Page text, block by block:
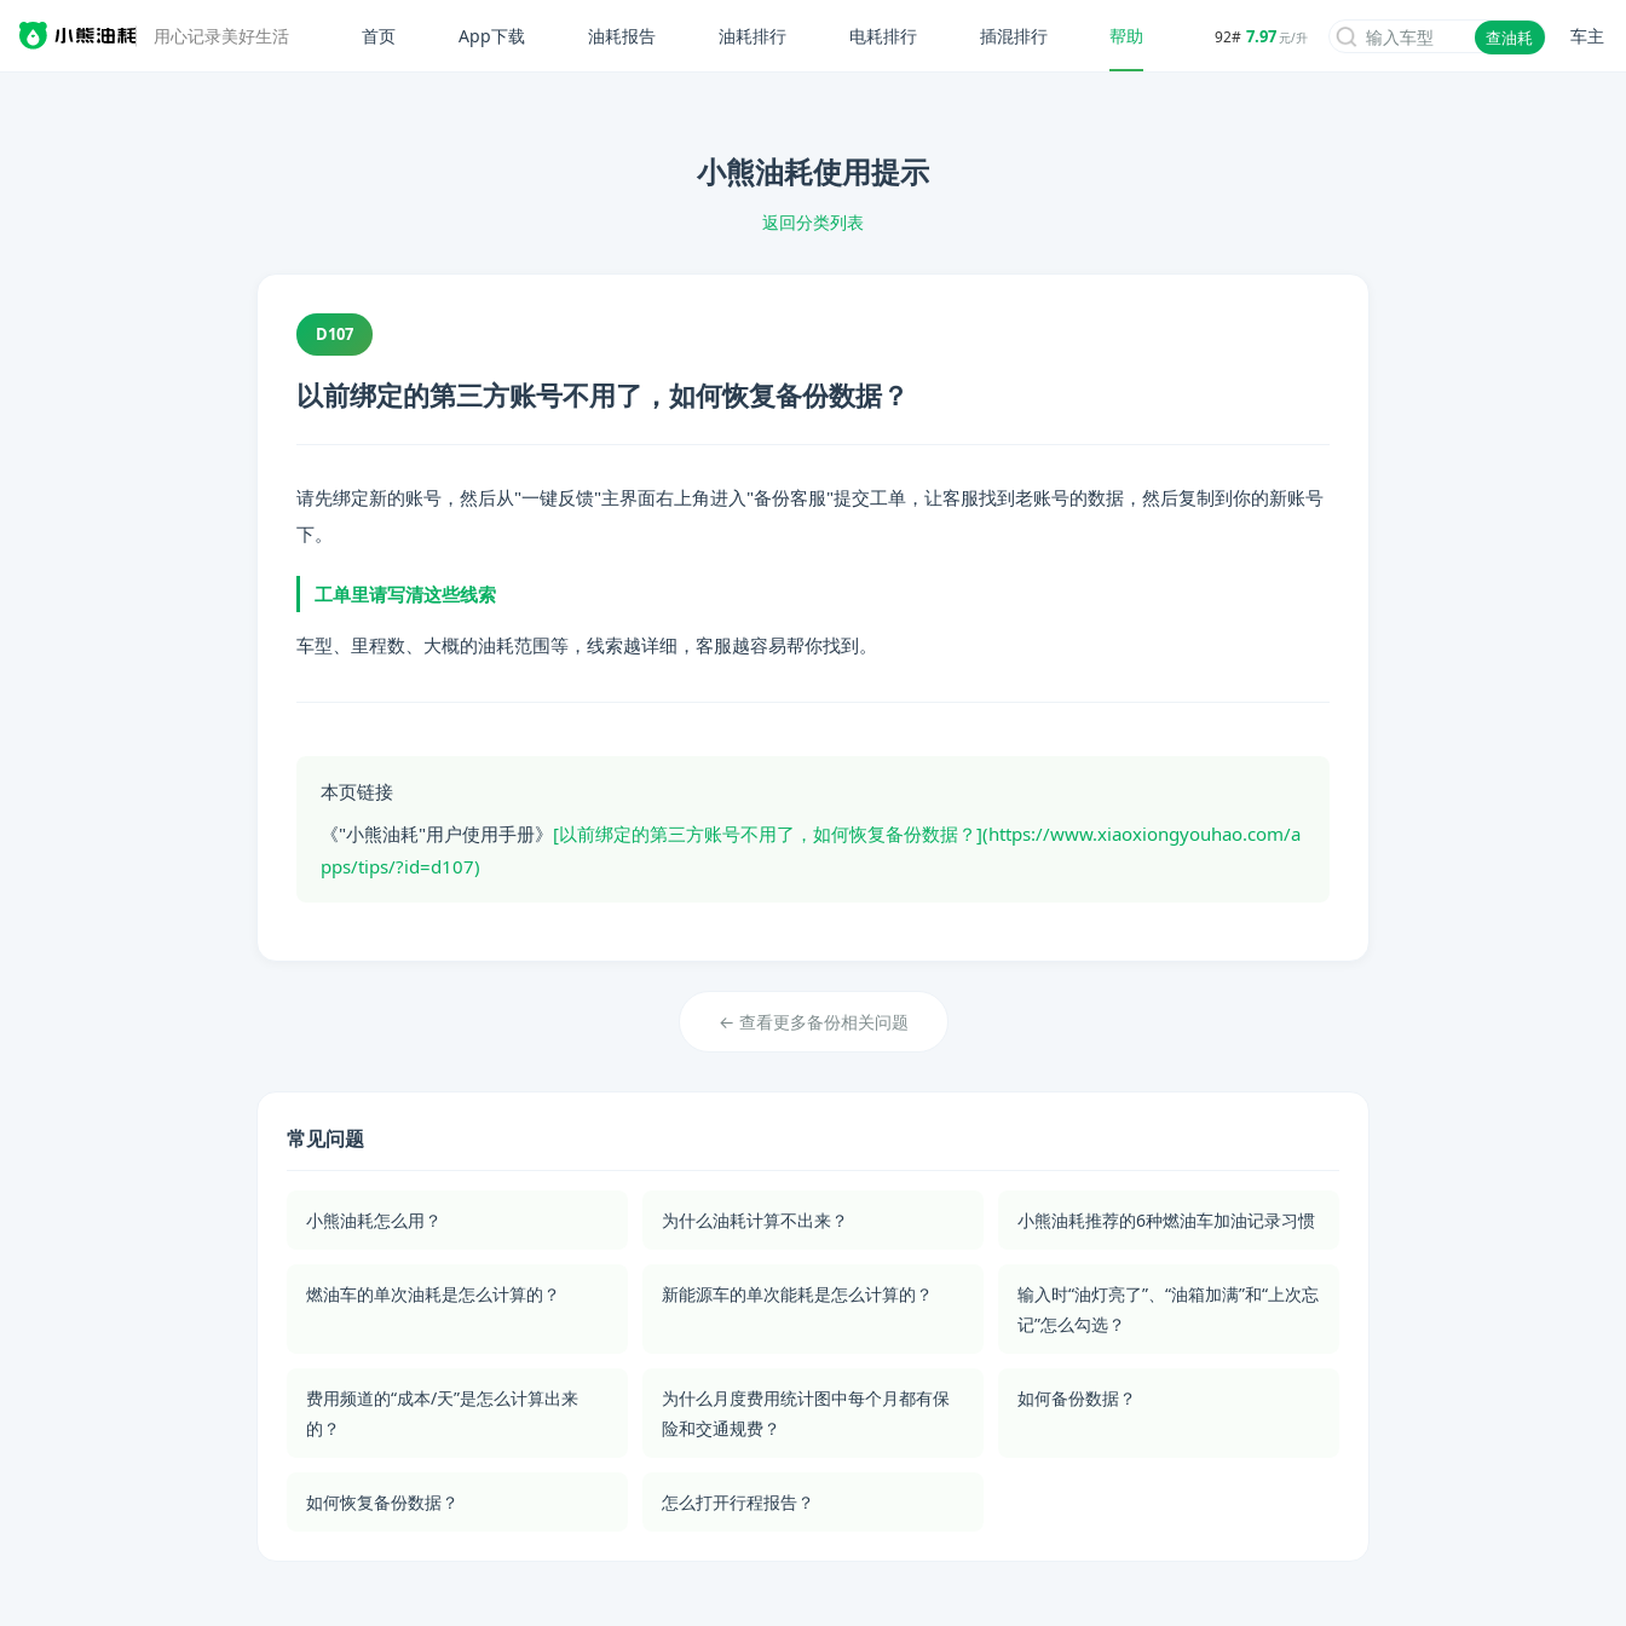
用心记录美好生活 92# 7.97元/升 查油耗 车主
首页 App下载 油耗报告 油耗排行 电耗排行 插混排行 帮助
小熊油耗使用提示
返回分类列表
D107
以前绑定的第三方账号不用了，如何恢复备份数据？
📋 内容摘要
问题： 以前绑定的第三方账号不用了，如何恢复备份数据？
分类： 备份
请先绑定新的账号，然后从"一键反馈"主界面右上角进入"备份客服"提交工单，让客服找到老账号的数据，然后复制到你的新账号
下。
工单里请写清这些线索
车型、里程数、大概的油耗范围等，线索越详细，客服越容易帮你找到。
本页链接
《"小熊油耗"用户使用手册》 [以前绑定的第三方账号不用了，如何恢复备份数据？](https://www.xiaoxiongyouhao.com/a
pps/tips/?id=d107)
← 查看更多备份相关问题
常见问题
小熊油耗怎么用？ 为什么油耗计算不出来？ 小熊油耗推荐的6种燃油车加油记录习惯
燃油车的单次油耗是怎么计算的？ 新能源车的单次能耗是怎么计算的？
输入时“油灯亮了”、“油箱加满”和“上次忘
记”怎么勾选？
费用频道的“成本/天”是怎么计算出来
的？
为什么月度费用统计图中每个月都有保
险和交通规费？
如何备份数据？
如何恢复备份数据？ 怎么打开行程报告？